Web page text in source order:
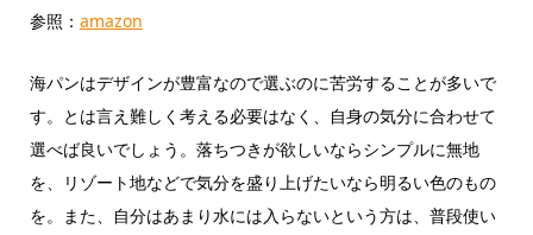
参照： amazon
海パンはデザインが豊富なので選ぶのに苦労することが多いで
す。とは言え難しく考える必要はなく、自身の気分に合わせて
選べば良いでしょう。落ちつきが欲しいならシンプルに無地
を、リゾート地などで気分を盛り上げたいなら明るい色のもの
を。また、自分はあまり水には入らないという方は、普段使い